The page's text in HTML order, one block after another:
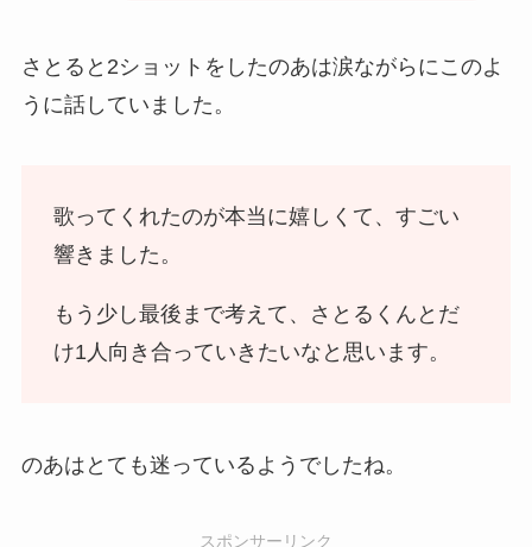
さとると2ショットをしたのあは涙ながらにこのよ
うに話していました。
歌ってくれたのが本当に嬉しくて、すごい
響きました。
もう少し最後まで考えて、さとるくんとだ
け1人向き合っていきたいなと思います。
のあはとても迷っているようでしたね。
スポンサーリンク